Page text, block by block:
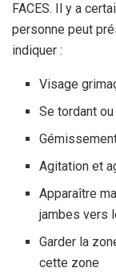
FACES. Il y a
personne peut
indiquer :
Visage
Se tordant
Agitation et
Apparaître
jambes vers
Garder la
cette zone